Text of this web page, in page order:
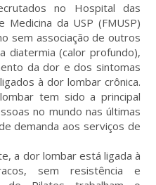
no Hospital das
Medicina da USP (FMUSP)
sem associação de outros
diatermia (calor profundo),
da dor e dos sintomas
à dor lombar crônica.
tem sido a principal
no mundo nas últimas
demanda aos serviços de
a dor lombar está ligada à
sem resistência e